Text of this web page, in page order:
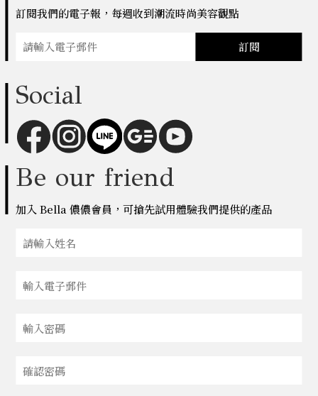
訂閱我們的電子報，每週收到潮流時尚美容觀點
訂閱
Social
Be our friend
加入 Bella 儂儂會員，可搶先試用體驗我們提供的產品